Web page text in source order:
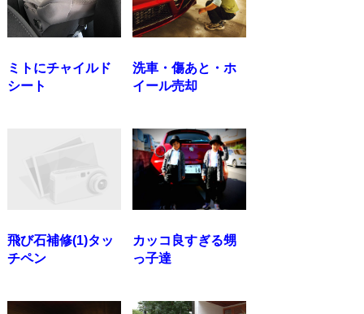
ミトにチャイルド
シート
洗車・傷あと・ホ
イール売却
飛び石補修(1)タッ
チペン
カッコ良すぎる甥
っ子達